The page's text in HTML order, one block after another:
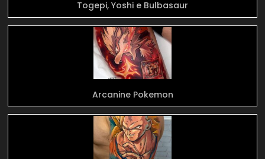
Togepi, Yoshi e Bulbasaur
Arcanine Pokemon